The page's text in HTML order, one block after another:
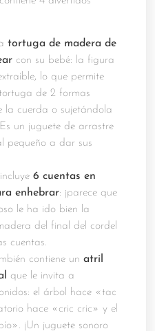
tortuga de madera de
con su bebé: la figura
lo que permite
de 2 formas
la cuerda o sujetándola
un juguete de arrastre
pequeño a dar sus
6 cuentas en
enhebrar: ¡parece que
le ha ido bien la
del final del cordel
cuentas.
contiene unatril
que le invita a
el árbol hace «tac
hace «cric cric» y el
¡Un juguete sonoro